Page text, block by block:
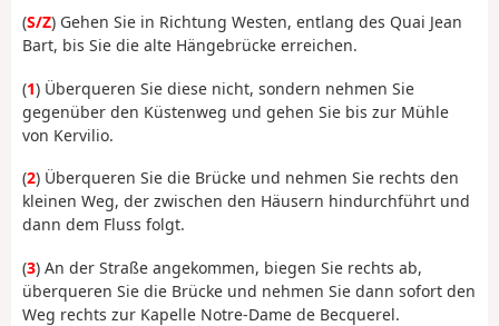
(S/Z) Gehen Sie in Richtung Westen, entlang des Quai Jean
Bart, bis Sie die alte Hängebrücke erreichen.
(1) Überqueren Sie diese nicht, sondern nehmen Sie
gegenüber den Küstenweg und gehen Sie bis zur Mühle
von Kervilio.
(2) Überqueren Sie die Brücke und nehmen Sie rechts den
kleinen Weg, der zwischen den Häusern hindurchführt und
dann dem Fluss folgt.
(3) An der Straße angekommen, biegen Sie rechts ab,
überqueren Sie die Brücke und nehmen Sie dann sofort den
Weg rechts zur Kapelle Notre-Dame de Becquerel.